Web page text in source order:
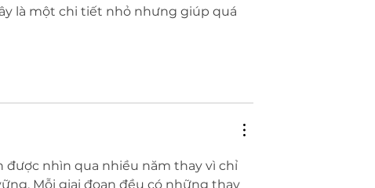
là một chi tiết nhỏ nhưng giúp quá
nhìn qua nhiều năm thay vì chỉ
Mỗi giai đoạn đều có những thay